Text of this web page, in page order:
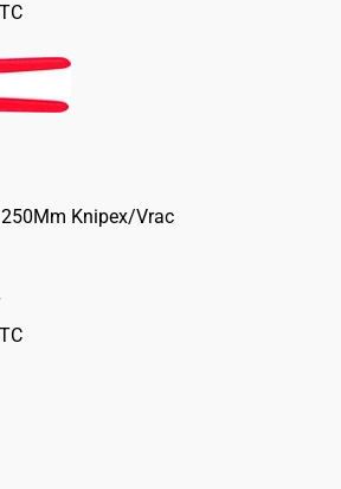
Knipex/Vrac